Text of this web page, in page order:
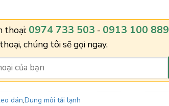
thoại: 0974 733 503 - 0913 100 889
chúng tôi sẽ gọi ngay.
dán,Dung môi tải lạnh